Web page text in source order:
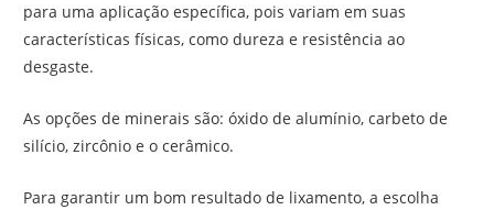
para uma aplicação específica, pois variam em suas
características físicas, como dureza e resistência ao
desgaste.
As opções de minerais são: óxido de alumínio, carbeto de
silício, zircônio e o cerâmico.
Para garantir um bom resultado de lixamento, a escolha